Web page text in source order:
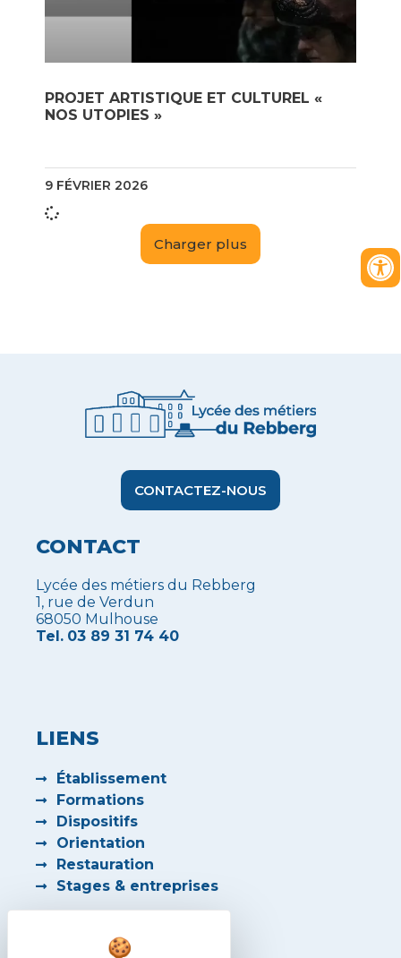
PROJET ARTISTIQUE ET CULTUREL «
NOS UTOPIES »
9 FÉVRIER 2026
Charger plus
CONTACTEZ-NOUS
CONTACT
Lycée des métiers du Rebberg
1, rue de Verdun
68050 Mulhouse
Tel. 03 89 31 74 40
LIENS
Établissement
Formations
Dispositifs
Orientation
Restauration
Stages & entreprises